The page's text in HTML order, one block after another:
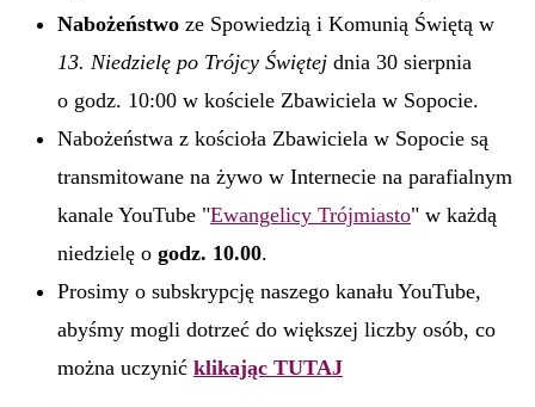
Nabożeństwo ze Spowiedzią i Komunią Świętą w
13. Niedzielę po Trójcy Świętej dnia 30 sierpnia
o godz. 10:00 w kościele Zbawiciela w Sopocie.
Nabożeństwa z kościoła Zbawiciela w Sopocie są
transmitowane na żywo w Internecie na parafialnym
kanale YouTube "Ewangelicy Trójmiasto" w każdą
niedzielę o godz. 10.00.
Prosimy o subskrypcję naszego kanału YouTube,
abyśmy mogli dotrzeć do większej liczby osób, co
można uczynić klikając TUTAJ